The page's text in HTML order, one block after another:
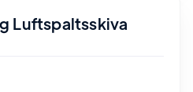
Luftspaltsskiva